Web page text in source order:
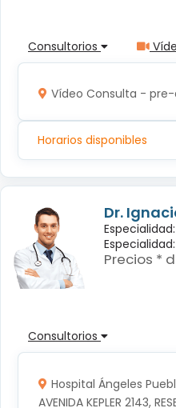
Consultorios
Vídeo Consulta -
Horarios disponibles
Dr.
Especialidad:
Precios *
Consultorios
Hospital Ángeles
AVENIDA KEPLER 2143,